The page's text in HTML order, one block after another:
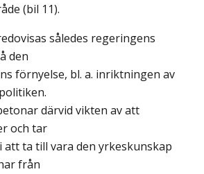
(bil 11).
således regeringens
den
förnyelse, bl. a. inriktningen av
därvid vikten av att
och tar
att ta till vara den yrkeskunskap
från